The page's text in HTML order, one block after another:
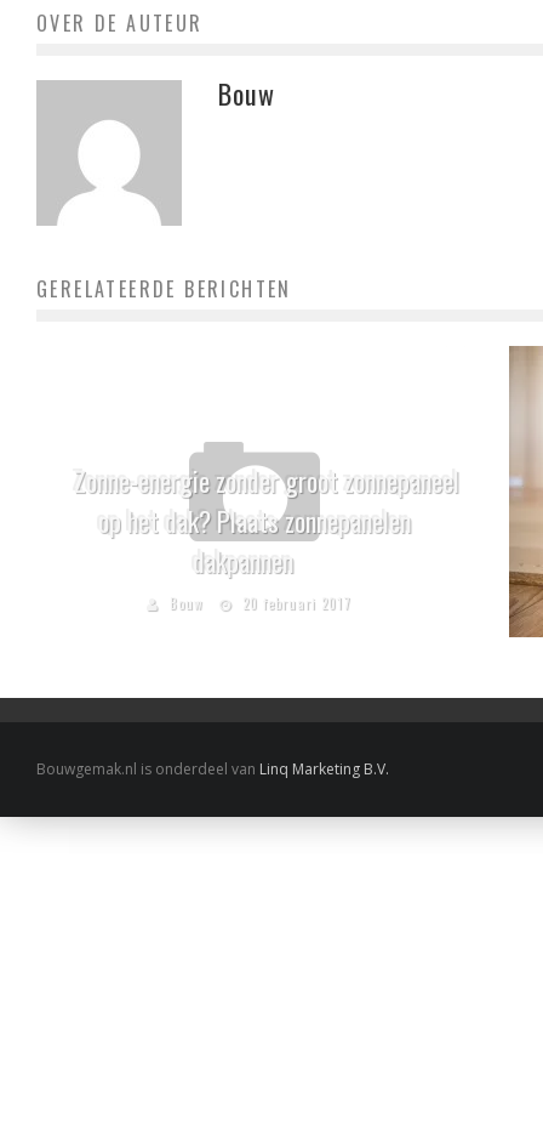
OVER DE AUTEUR
Bouw
GERELATEERDE BERICHTEN
Zonne-energie zonder groot zonnepaneel
op het dak? Plaats zonnepanelen
dakpannen
Bouw 20 februari 2017
Bouwgemak.nl is onderdeel van Linq Marketing B.V.